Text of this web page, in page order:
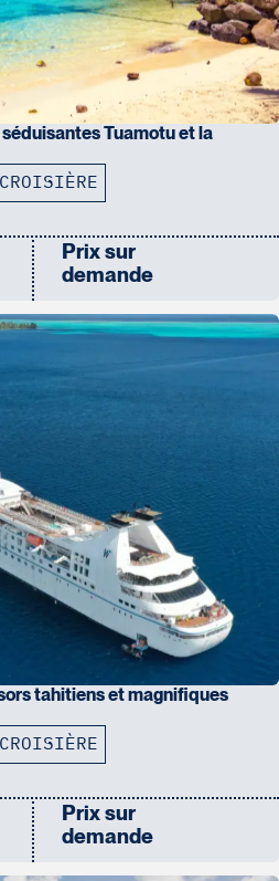
Tuamotu et la
CROISIÈRE
Prix sur
demande
tahitiens et magnifiques
CROISIÈRE
Prix sur
demande